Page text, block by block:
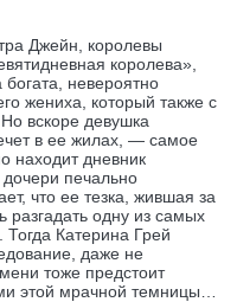
Джейн, королевы
королева»,
невероятно
жениха, который также с
вскоре девушка
в ее жилах, — самое
находит дневник
печально
что ее тезка, жившая за
разгадать одну из самых
Катерина Грей
даже не
тоже предстоит
этой мрачной темницы…